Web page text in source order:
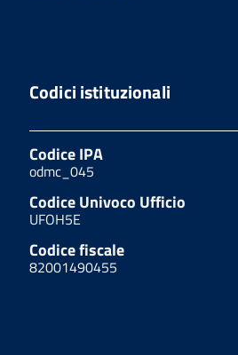
Codici istituzionali
Codice IPA
odmc_045
Codice Univoco Ufficio
UFOH5E
Codice fiscale
82001490455